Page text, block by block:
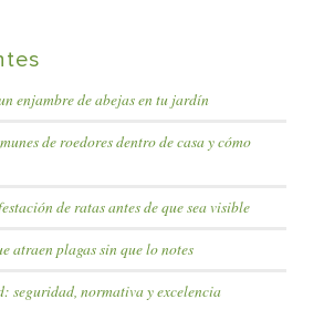
enjambre de abejas en tu jardín
de roedores dentro de casa y cómo
de ratas antes de que sea visible
atraen plagas sin que lo notes
seguridad, normativa y excelencia